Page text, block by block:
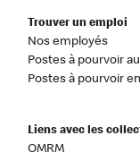
Trouver un emploi
Nos employés
Postes à pourvoir
Postes à pourvoir
Liens avec les
OMRM